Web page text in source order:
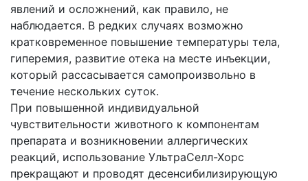
явлений и осложнений, как правило, не
наблюдается. В редких случаях возможно
кратковременное повышение температуры тела,
гиперемия, развитие отека на месте инъекции,
который рассасывается самопроизвольно в
течение нескольких суток.
При повышенной индивидуальной
чувствительности животного к компонентам
препарата и возникновении аллергических
реакций, использование УльтраСелл-Хорс
прекращают и проводят десенсибилизирующую